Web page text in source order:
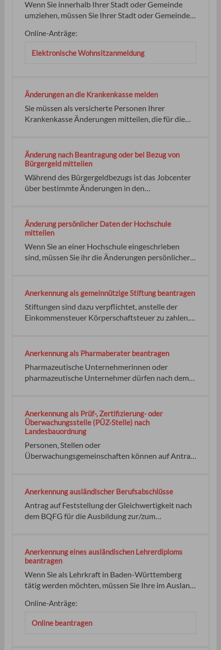
Grundeigentümerinnen und
Grundstückseigentümern oder Kommunen
umgesetzt werden. Diese Maßnahmen werden in
können sie als Ausgleich für eigene Eingriffe in die
Wenn Sie innerhalb Ihrer Stadt oder Gemeinde
umziehen, müssen Sie Ihrer Stadt oder Gemeinde
derselben Kommune (Stadt oder Gemeinde) um.
die Meldebehörde Ihres Wohnorts Meldebehörde
ist Bearbeitung in der Regel sofort vor Ort Keiner
Online-Anträge:
Elektronische Wohnsitzanmeldung
Änderungen an die Krankenkasse melden
Sie müssen als versicherte Personen Ihrer
Krankenkasse Änderungen mitteilen, die für die
Lebensverhältnissen hat sich etwas geändert und
das hat Einfluss auf das Versicherungsverhältnis.
Ihre Krankenkasse Keine keine
Änderung nach Beantragung oder bei Bezug von
Bürgergeld mitteilen
Während des Bürgergeldbezugs ist das Jobcenter
über bestimmte Änderungen in den
Jobcenter unverzüglich über Veränderungen der
persönlichen und/oder finanziellen
Lebensumstände informieren. Jobcenter keine
kein
Änderung persönlicher Daten der Hochschule
mitteilen
Wenn Sie an einer Hochschule eingeschrieben
sind, müssen Sie ihr die Änderungen persönlicher
erwarten wie beispielweise
Immatrikulationsbogen, Prüfungsmitteilungen.
Keine keine Keine
Anerkennung als gemeinnützige Stiftung beantragen
Stiftungen sind dazu verpflichtet, anstelle der
Einkommensteuer Körperschaftsteuer zu zahlen.
Gemeinnützig bedeutet: Für die Stiftung muss eine
Satzung vorliegen. keine Kopien keine Bürgerliches
Gesetzbuch (BGB):
Anerkennung als Pharmaberater beantragen
Pharmazeutische Unternehmerinnen oder
pharmazeutische Unternehmer dürfen nach dem
hauptberuflich Angehörige von Heilberufen über
Arzneimittel fachlich zu informieren. Bei diesen
Sachverständigen handelt es sich um
Pharmaberaterinnen und Pharmaberater.
Anerkennung als Prüf-, Zertifizierung- oder
Überwachungsstelle (PÜZ-Stelle) nach
Landesbauordnung
Personen, Stellen oder
Überwachungsgemeinschaften können auf Antrag
anerkannt werden. Die Anerkennung ist möglich
als: für dasselbe Produkt beziehungsweise
denselben Produkt- oder Anforderungsbereich
anerkannt werden.
Anerkennung ausländischer Berufsabschlüsse
Antrag auf Feststellung der Gleichwertigkeit nach
dem BQFG für die Ausbildung zur/zum
Notarfachwirt/in Voraussetzung für die
Bearbeitung Ihres Antrags ist zudem die Zahlung
der Verwaltungsgebühr. keine
Anerkennung eines ausländischen Lehrerdiploms
beantragen
Wenn Sie als Lehrkraft in Baden-Württemberg
tätig werden möchten, müssen Sie Ihre im Ausland
Im Anerkennungsverfahren werden Ihre
individuellen Qualifi­kationen mit einer baden-
württembergischen Lehramtsausbildung
Online-Anträge:
Online beantragen